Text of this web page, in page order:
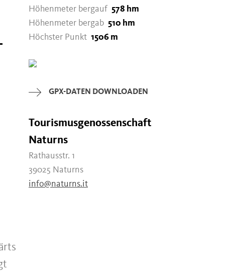
Höhenmeter bergauf 578 hm
Höhenmeter bergab 510 hm
Höchster Punkt 1506 m
GPX-DATEN DOWNLOADEN
Tourismusgenossenschaft
Naturns
Rathausstr. 1
39025 Naturns
info@naturns.it